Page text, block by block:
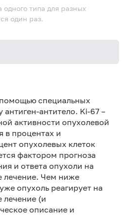
одного типа для разных
один раз.
специальных
антитело. Ki-67 –
активности опухолевой
в процентах и
опухолевых клеток
фактором прогноза
и ответа опухоли на
лечение. Чем ниже
опухоль реагирует на
лечение (и
описание и